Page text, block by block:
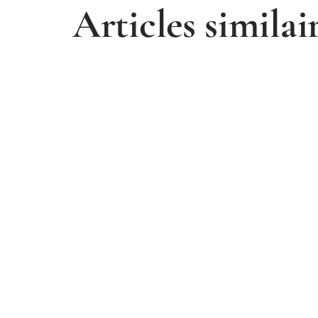
Articles